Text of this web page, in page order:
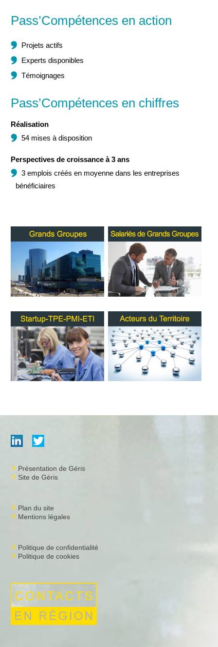
Pass’Compétences en action
Projets actifs
Experts disponibles
Témoignages
Pass’Compétences en chiffres
Réalisation
54 mises à disposition
Perspectives de croissance à 3 ans
3 emplois créés en moyenne dans les entreprises
bénéficiaires
Présentation de Géris
Site de Géris
Plan du site
Mentions légales
Politique de confidentialité
Politique de cookies